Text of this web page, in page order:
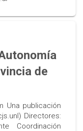
de
Una publicación
Directores:
Coordinación